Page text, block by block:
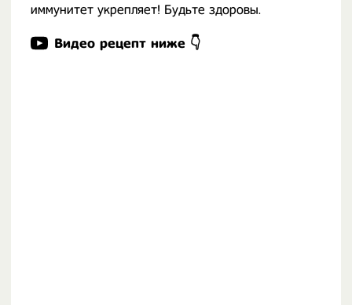
иммунитет укрепляет! Будьте здоровы.
Видео рецепт ниже 👇